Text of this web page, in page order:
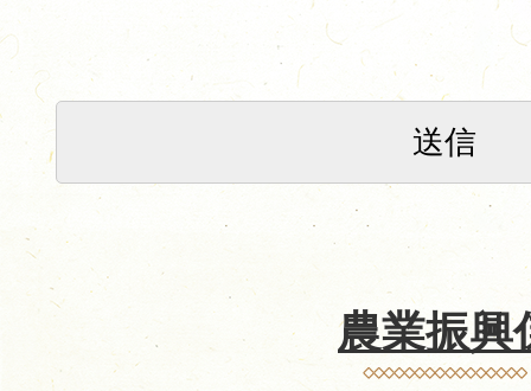
農業振興